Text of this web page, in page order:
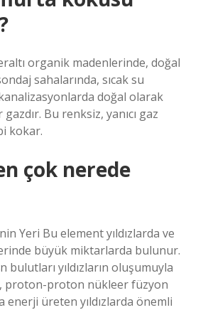
organik madenlerinde, doğal
sahalarında, sıcak su
doğal olarak
Bu renksiz, yanıcı gaz
kokar.
çok nerede
Yeri Bu element yıldızlarda ve
büyük miktarlarda bulunur.
yıldızların oluşumuyla
proton-proton nükleer füzyon
enerji üreten yıldızlarda önemli